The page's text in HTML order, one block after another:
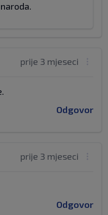
prije 3 mjeseci
Odgovor
prije 3 mjeseci
Odgovor